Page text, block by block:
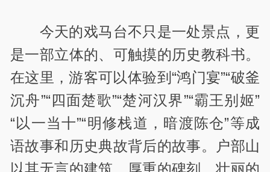
今天的戏马台不只是一处景点，更
是一部立体的、可触摸的历史教科书。
在这里，游客可以体验到“鸿门宴”“破釜
沉舟”“四面楚歌”“楚河汉界”“霸王别姬”
“以一当十”“明修栈道，暗渡陈仓”等成
语故事和历史典故背后的故事。户部山